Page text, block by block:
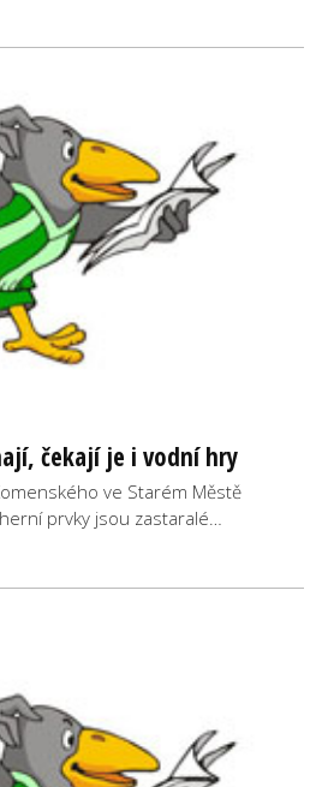
čekají je i vodní hry
ve Starém Městě
prvky jsou zastaralé…